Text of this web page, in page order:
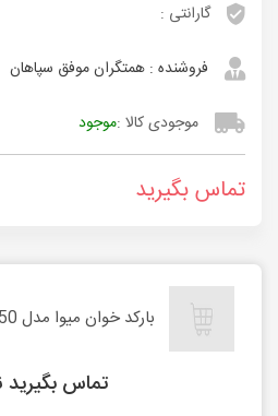
گارانتی :
فروشنده : همتگران موفق سپاهان
موجودی کالا :موجود
تماس بگیرید
بارکد خوان میوا مدل 1750
تماس بگیرید